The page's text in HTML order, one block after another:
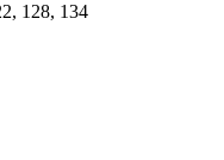
128, 134